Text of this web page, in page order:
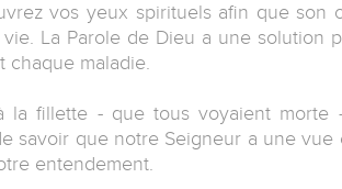
vos yeux spirituels afin que son
vie. La Parole de Dieu a une solution
chaque maladie.
la fillette - que tous voyaient
savoir que notre Seigneur a une
entendement.